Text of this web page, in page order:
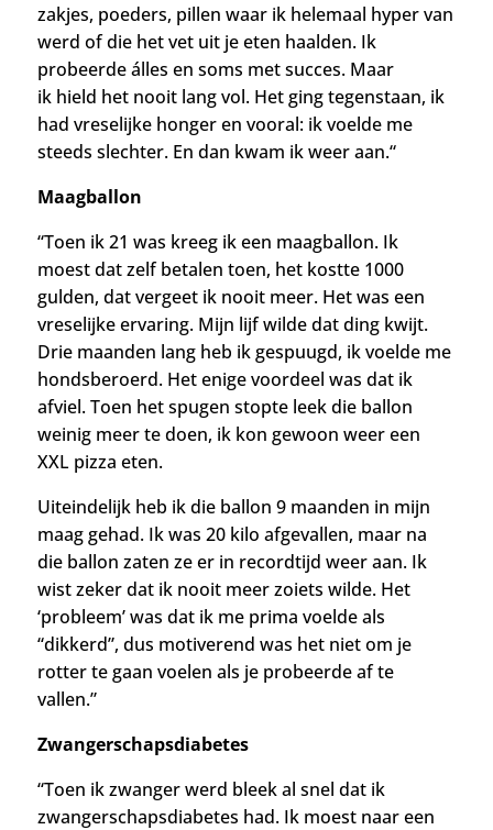
zakjes, poeders, pillenwaar ik helemaal hyper van
werd of die het vet uit je eten haalden. Ik
probeerde álles en soms met succes. Maar
ik hield het nooit lang vol. Het ging tegenstaan, ik
had vreselijke honger en vooral: ik voelde me
steeds slechter. En dan kwam ik weer aan.“
Maagballon
“Toen ik 21 was kreeg ik een maagballon. Ik
moest dat zelf betalen toen, het kostte 1000
gulden, dat vergeet ik nooit meer. Het was een
vreselijke ervaring. Mijn lijf wilde dat ding kwijt.
Drie maanden lang heb ik gespuugd, ik voelde me
hondsberoerd. Het enige voordeel was dat ik
afviel.Toen het spugen stopte leek die ballon
weinig meer te doen, ik kon gewoon weer een
XXL pizza eten.
Uiteindelijk heb ik die ballon 9 maanden in mijn
maag gehad. Ik was 20 kilo afgevallen, maar na
die ballon zaten ze er in recordtijd weer aan. Ik
wist zeker dat ik nooit meer zoiets wilde. Het
‘probleem’ was dat ik me prima voelde als
“dikkerd”, dus motiverend was het niet om je
rotter te gaan voelen als je probeerde af te
vallen.”
Zwangerschapsdiabetes
“Toen ik zwanger werd bleek al snel dat ik
zwangerschapsdiabetes had. Ik moest naar een